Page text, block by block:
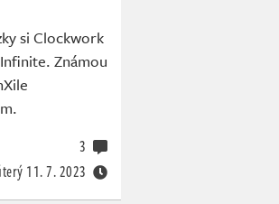
si Clockwork
Známou
11. 7. 2023
3